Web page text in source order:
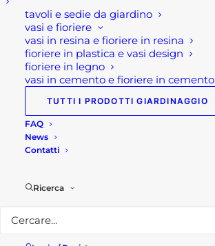
tavoli e sedie da giardino
vasi e fioriere
vasi in resina e fioriere in resina
fioriere in plastica e vasi design
fioriere in legno
vasi in cemento e fioriere in cemento
TUTTI I PRODOTTI GIARDINAGGIO
FAQ
News
Contatti
Ricerca
Visita il nostro shop!
Seguici suFacebook!